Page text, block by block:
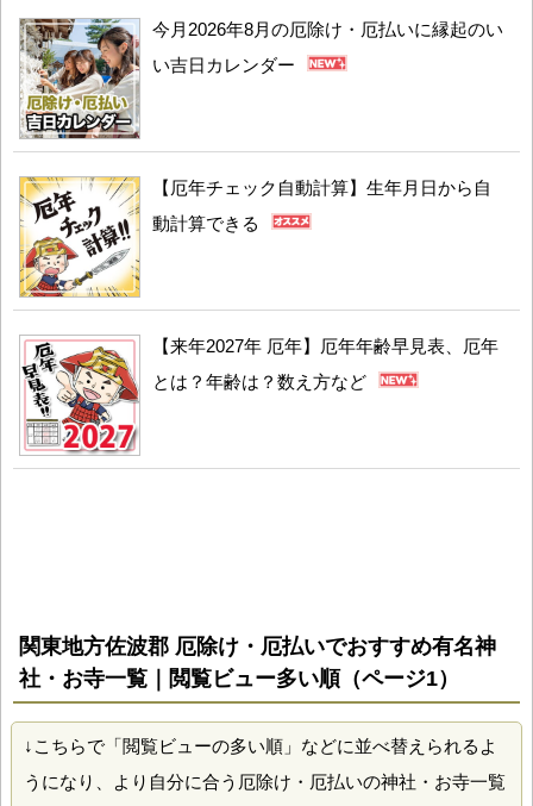
今月2026年8月の厄除け・厄払いに縁起のい
い吉日カレンダー
【厄年チェック自動計算】生年月日から自
動計算できる
【来年2027年 厄年】厄年年齢早見表、厄年
とは？年齢は？数え方など
関東地方佐波郡 厄除け・厄払いでおすすめ有名神
社・お寺一覧｜閲覧ビュー多い順（ページ1）
↓こちらで「閲覧ビューの多い順」などに並べ替えられるよ
うになり、より自分に合う厄除け・厄払いの神社・お寺一覧